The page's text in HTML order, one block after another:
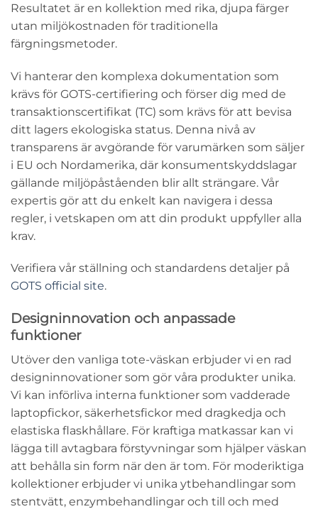
Resultatet är en kollektion med rika, djupa färger
utan miljökostnaden för traditionella
färgningsmetoder.
Vi hanterar den komplexa dokumentation som
krävs för GOTS-certifiering och förser dig med de
transaktionscertifikat (TC) som krävs för att bevisa
ditt lagers ekologiska status. Denna nivå av
transparens är avgörande för varumärken som säljer
i EU och Nordamerika, där konsumentskyddslagar
gällande miljöpåståenden blir allt strängare. Vår
expertis gör att du enkelt kan navigera i dessa
regler, i vetskapen om att din produkt uppfyller alla
krav.
Verifiera vår ställning och standardens detaljer på
GOTS official site.
Designinnovation och anpassade
funktioner
Utöver den vanliga tote-väskan erbjuder vi en rad
designinnovationer som gör våra produkter unika.
Vi kan införliva interna funktioner som vadderade
laptopfickor, säkerhetsfickor med dragkedja och
elastiska flaskhållare. För kraftiga matkassar kan vi
lägga till avtagbara förstyvningar som hjälper väskan
att behålla sin form när den är tom. För moderiktiga
kollektioner erbjuder vi unika ytbehandlingar som
stentvätt, enzymbehandlingar och till och med